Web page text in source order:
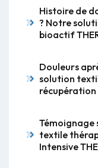
Histoire de
? Notre
bioactif
Douleurs
solution
récupération
Témoignage
textile
Intensive